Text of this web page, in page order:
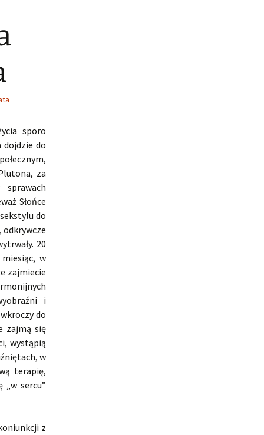
sporo
dojdzie do
za
Słońce
do
odkrywcze
20
w
zajmiecie
i
do
zajmą się
wystąpią
w
terapię,
„w sercu”
z